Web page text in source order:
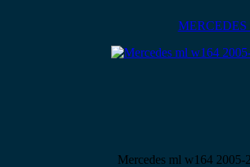
MERCEDES
Mercedes ml w164 2005-